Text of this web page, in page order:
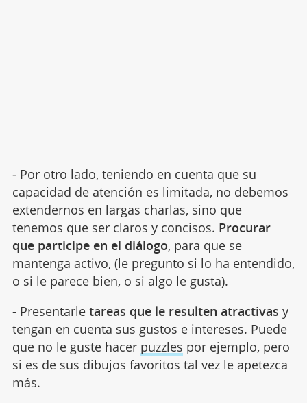
- Por otro lado, teniendo en cuenta que su
capacidad de atención es limitada, no debemos
extendernos en largas charlas, sino que
tenemos que ser claros y concisos. Procurar
que participe en el diálogo, para que se
mantenga activo, (le pregunto si lo ha entendido,
o si le parece bien, o si algo le gusta).
- Presentarle tareas que le resulten atractivas y
tengan en cuenta sus gustos e intereses. Puede
que no le guste hacer puzzles por ejemplo, pero
si es de sus dibujos favoritos tal vez le apetezca
más.